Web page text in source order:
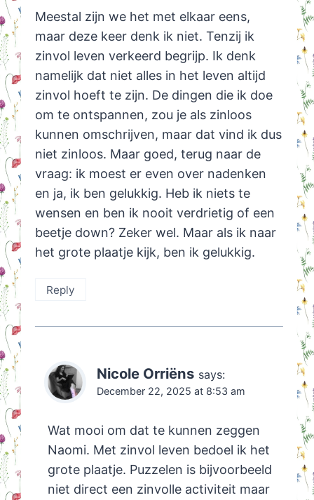
Meestal zijn we het met elkaar eens,
maar deze keer denk ik niet. Tenzij ik
zinvol leven verkeerd begrijp. Ik denk
namelijk dat niet alles in het leven altijd
zinvol hoeft te zijn. De dingen die ik doe
om te ontspannen, zou je als zinloos
kunnen omschrijven, maar dat vind ik dus
niet zinloos. Maar goed, terug naar de
vraag: ik moest er even over nadenken
en ja, ik ben gelukkig. Heb ik niets te
wensen en ben ik nooit verdrietig of een
beetje down? Zeker wel. Maar als ik naar
het grote plaatje kijk, ben ik gelukkig.
Reply
Nicole Orriëns says:
December 22, 2025 at 8:53 am
Wat mooi om dat te kunnen zeggen
Naomi. Met zinvol leven bedoel ik het
grote plaatje. Puzzelen is bijvoorbeeld
niet direct een zinvolle activiteit maar